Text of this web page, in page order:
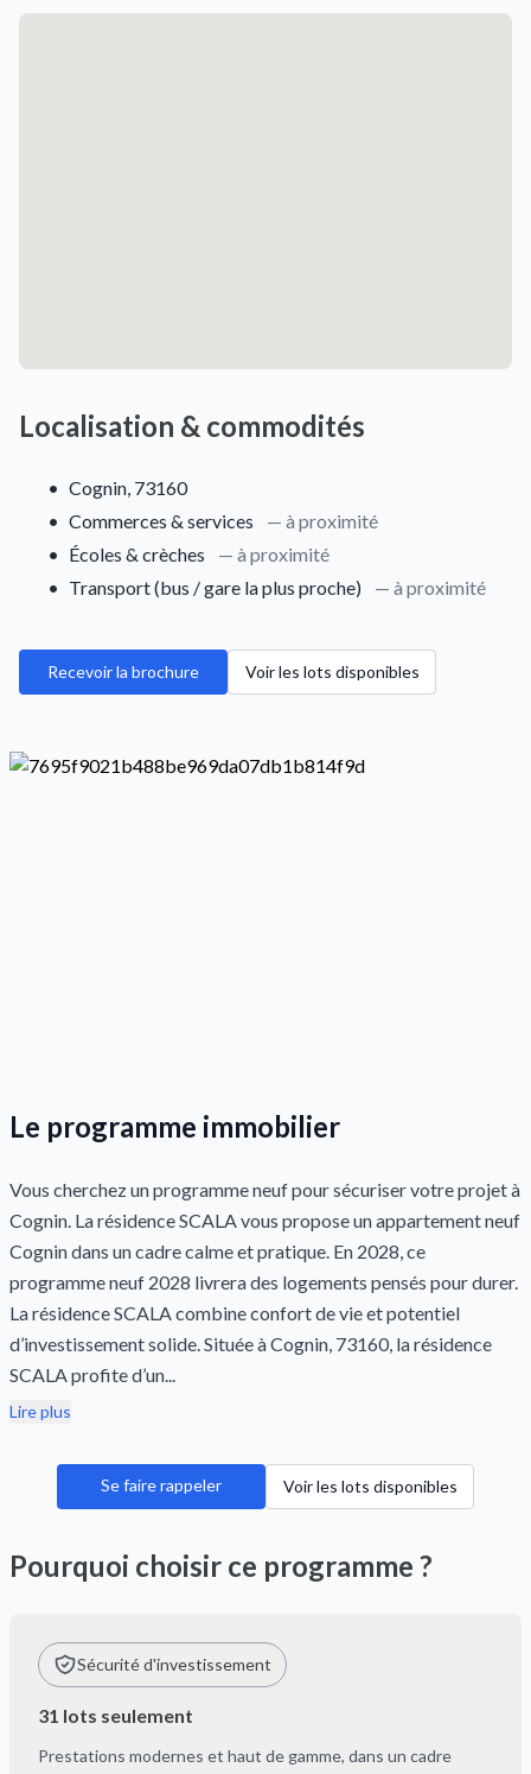
Localisation & commodités
• Cognin, 73160
• Commerces & services
— à proximité
• Écoles & crèches
— à proximité
• Transport (bus / gare la plus proche) — à proximité
Recevoir la brochure Voir les lots disponibles
Le programme immobilier
Vous cherchez un programme neuf pour sécuriser votre projet à
Cognin. La résidence SCALA vous propose un appartement neuf
Cognin dans un cadre calme et pratique. En 2028, ce
programme neuf 2028 livrera des logements pensés pour durer.
La résidence SCALA combine confort de vie et potentiel
d’investissement solide. Située à Cognin, 73160, la résidence
SCALA profite d’un...
Lire plus
Se faire rappeler Voir les lots disponibles
Pourquoi choisir ce programme ?
Sécurité d'investissement
31 lots seulement
Prestations modernes et haut de gamme, dans un cadre